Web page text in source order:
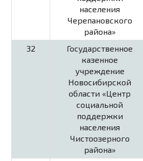
населения
Черепановского
района»
32
Государственное
казенное
учреждение
Новосибирской
области «Центр
социальной
поддержки
населения
Чистоозерного
района»